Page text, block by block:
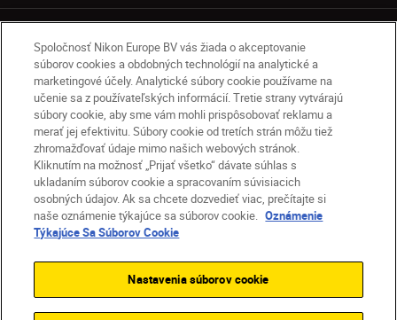
SK Nikon Sites
Kontakt
Oznámenie o ochrane osobných údajov
Podmienky používania
Nikon Store – zmluvné podmienky
Oznámenie týkajúce sa súborov cookie
Prístupnosť
Nastavenia súborov cookie
© 2026 Nikon
SKIP
Spoločnosť Nikon Europe BV vás žiada o akceptovanie
súborov cookies a obdobných technológií na analytické a
marketingové účely. Analytické súbory cookie používame na
učenie sa z používateľských informácií. Tretie strany vytvárajú
súbory cookie, aby sme vám mohli prispôsobovať reklamu a
merať jej efektivitu. Súbory cookie od tretích strán môžu tiež
zhromažďovať údaje mimo našich webových stránok.
Kliknutím na možnosť „Prijať všetko“ dávate súhlas s
ukladaním súborov cookie a spracovaním súvisiacich
osobných údajov. Ak sa chcete dozvedieť viac, prečítajte si
naše oznámenie týkajúce sa súborov cookie. Oznámenie
Týkajúce Sa Súborov Cookie
Nastavenia súborov cookie